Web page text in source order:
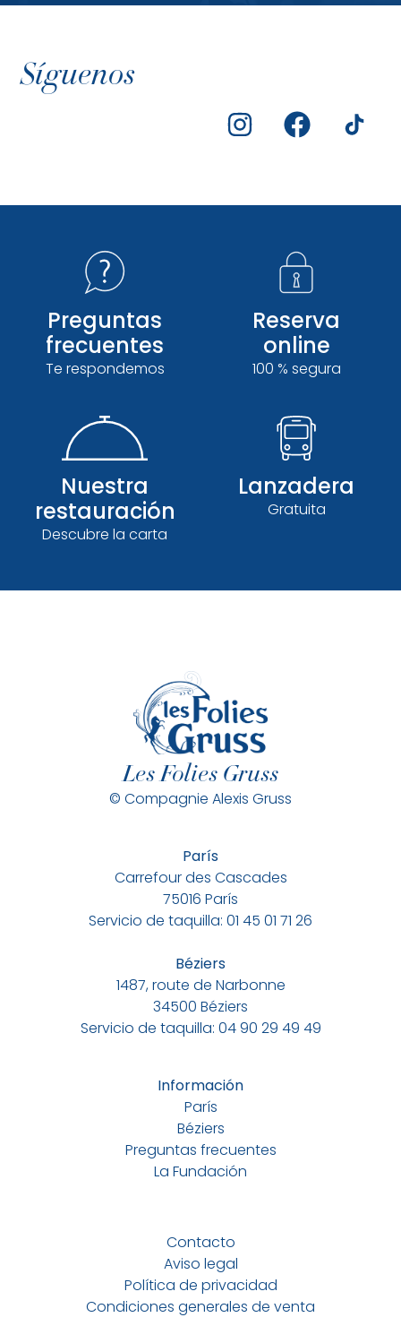
Ensayos públicos
en Béziers, todo el verano
Síguenos
Preguntas
frecuentes
Te respondemos
Reserva
online
100 % segura
Nuestra
restauración
Descubre la carta
Lanzadera
Gratuita
Les Folies Gruss
© Compagnie Alexis Gruss
París
Carrefour des Cascades
75016 París
Servicio de taquilla: 01 45 01 71 26
Béziers
1487, route de Narbonne
34500 Béziers
Servicio de taquilla: 04 90 29 49 49
Información
París
Béziers
Preguntas frecuentes
La Fundación
Contacto
Aviso legal
Política de privacidad
Condiciones generales de venta